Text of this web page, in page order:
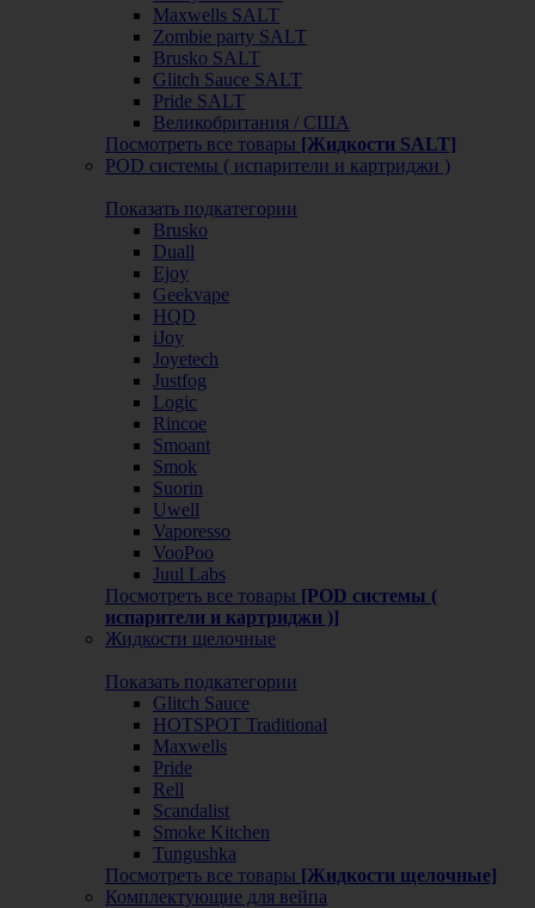
Maxwells SALT
Zombie party SALT
Brusko SALT
Glitch Sauce SALT
Pride SALT
Великобритания / США
Посмотреть все товары [Жидкости SALT]
POD системы ( испарители и картриджи )
Показать подкатегории
Brusko
Duall
Ejoy
Geekvape
HQD
iJoy
Joyetech
Justfog
Logic
Rincoe
Smoant
Smok
Suorin
Uwell
Vaporesso
VooPoo
Juul Labs
Посмотреть все товары [POD системы (
испарители и картриджи )]
Жидкости щелочные
Показать подкатегории
Glitch Sauce
HOTSPOT Traditional
Maxwells
Pride
Rell
Scandalist
Smoke Kitchen
Tungushka
Посмотреть все товары [Жидкости щелочные]
Комплектующие для вейпа